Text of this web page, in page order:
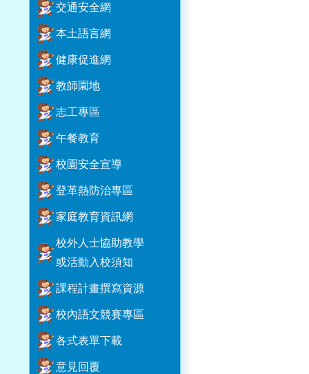
交通安全網
本土語言網
健康促進網
教師園地
志工專區
午餐教育
校園安全宣導
登革熱防治專區
家庭教育資訊網
校外人士協助教學
或活動入校須知
課程計畫撰寫資源
校內語文競賽專區
各式表單下載
意見回覆